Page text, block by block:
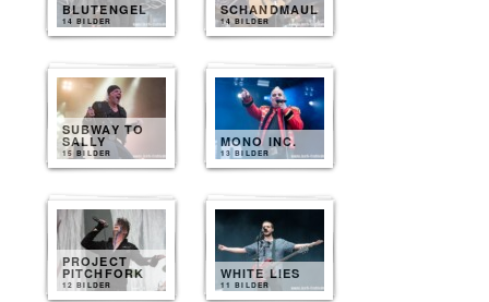
BLUTENGEL
14 BILDER
SCHANDMAUL
14 BILDER
SUBWAY TO
SALLY
15 BILDER
MONO INC.
13 BILDER
PROJECT
PITCHFORK
12 BILDER
WHITE LIES
11 BILDER